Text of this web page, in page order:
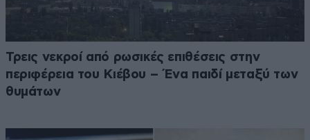
Τρεις νεκροί από ρωσικές επιθέσεις στην
περιφέρεια του Κιέβου – Ένα παιδί μεταξύ των
θυμάτων